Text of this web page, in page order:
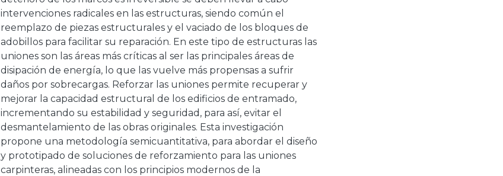
intervenciones radicales en las estructuras, siendo común el
reemplazo de piezas estructurales y el vaciado de los bloques de
adobillos para facilitar su reparación. En este tipo de estructuras las
uniones son las áreas más críticas al ser las principales áreas de
disipación de energía, lo que las vuelve más propensas a sufrir
daños por sobrecargas. Reforzar las uniones permite recuperar y
mejorar la capacidad estructural de los edificios de entramado,
incrementando su estabilidad y seguridad, para así, evitar el
desmantelamiento de las obras originales. Esta investigación
propone una metodología semicuantitativa, para abordar el diseño
y prototipado de soluciones de reforzamiento para las uniones
carpinteras, alineadas con los principios modernos de la